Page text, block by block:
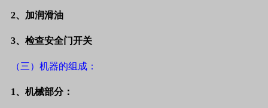
2、加润滑油
3、检查安全门开关
（三）机器的组成：
1、机械部分：